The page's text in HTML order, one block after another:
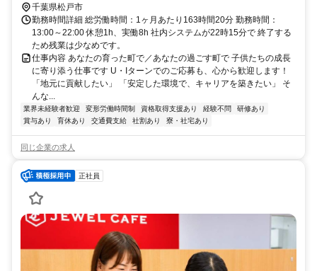
千葉県松戸市
勤務時間詳細 総労働時間：1ヶ月あたり163時間20分 勤務時間：
13:00～22:00 休憩1h、実働8h 社内システムが22時15分で 終了する
ため残業は少なめです。
仕事内容 あなたの育った町で／あなたの過ごす町で 子供たちの成長
に寄り添う仕事です U・Iターンでのご応募も、心から歓迎します！
「地元に貢献したい」 「安定した環境で、キャリアを築きたい」 そ
んな...
業界未経験者歓迎 変形労働時間制 資格取得支援あり 経験不問
研修あり
賞与あり
育休あり 交通費支給 社割あり 寮・社宅あり
同じ企業の求人
正社員